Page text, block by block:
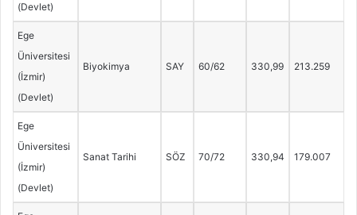
(Devlet)
Ege
Üniversitesi
(İzmir)
(Devlet)
Biyokimya SAY 60/62 330,99 213.259
Ege
Üniversitesi
(İzmir)
(Devlet)
Sanat Tarihi SÖZ 70/72 330,94 179.007